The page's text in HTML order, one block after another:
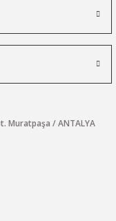
Muratpaşa / ANTALYA